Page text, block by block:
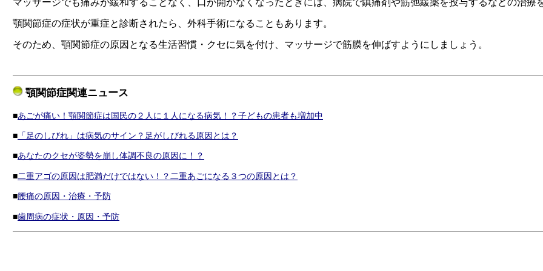
顎関節症の症状が重症と診断されたら、外科手術になることもあります。
そのため、顎関節症の原因となる生活習慣・クセに気を付け、マッサージで筋膜を伸ばすようにしましょう。
顎関節症関連ニュース
■あごが痛い！顎関節症は国民の２人に１人になる病気！？子どもの患者も増加中
■ 「足のしびれ」は病気のサイン？足がしびれる原因とは？
■あなたのクセが姿勢を崩し体調不良の原因に！？
■二重アゴの原因は肥満だけではない！？二重あごになる３つの原因とは？
■腰痛の原因・治療・予防
■歯周病の症状・原因・予防